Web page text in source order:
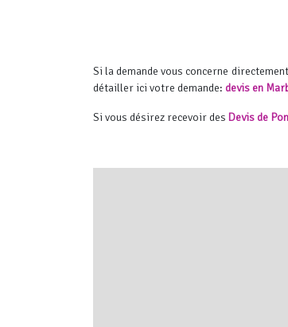
Si la demande vous concerne
détailler ici votre demande: devis en
Si vous désirez recevoir des Devis de